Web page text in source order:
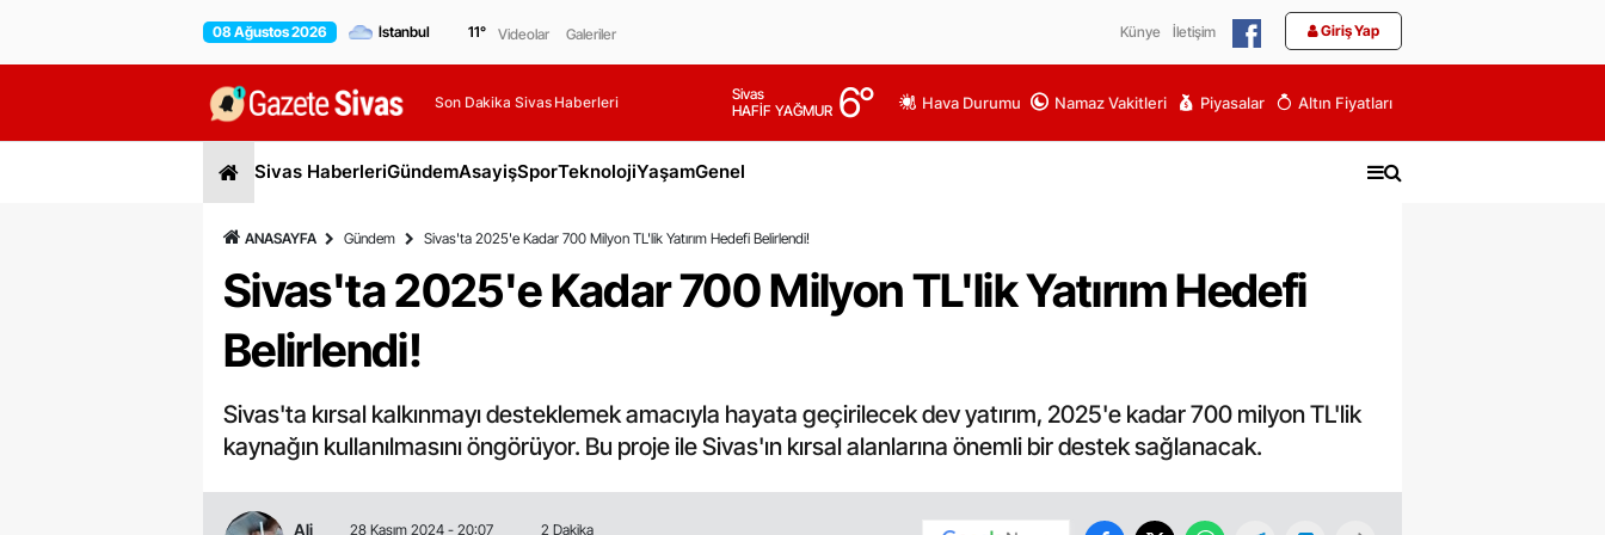
08 Ağustos 2026 11° Videolar Galeriler Künye İletişim Giriş Yap
Son Dakika Sivas Haberleri
Sivas
HAFİF YAĞMUR 6° Hava Durumu Namaz Vakitleri Piyasalar Altın Fiyatları
Sivas HaberleriGündemAsayişSporTeknolojiYaşamGenel
ANASAYFA Gündem Sivas'ta 2025'e Kadar 700 Milyon TL'lik Yatırım Hedefi Belirlendi!
Sivas'ta 2025'e Kadar 700 Milyon TL'lik Yatırım Hedefi
Belirlendi!
Sivas'ta kırsal kalkınmayı desteklemek amacıyla hayata geçirilecek dev yatırım, 2025'e kadar 700 milyon TL'lik
kaynağın kullanılmasını öngörüyor. Bu proje ile Sivas'ın kırsal alanlarına önemli bir destek sağlanacak.
Ali
28 Kasım 2024 - 20:07
2 Dakika